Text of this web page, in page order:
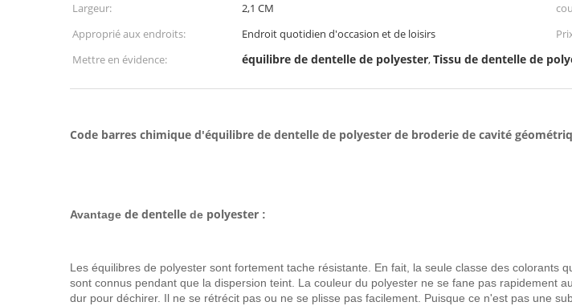
Largeur:
2,1 CM
Approprié aux endroits:
Endroit quotidien d'occasion et de loisirs
Mettre en évidence:
équilibre de dentelle de polyester,Tissu de dentelle de
Code barres chimique d'équilibre de dentelle de polyester de broderie de cavité
Avantage de dentelle de polyester :
Les équilibres de polyester sont fortement tache résistante. En fait, la seule classe des
sont connus pendant que la dispersion teint. La couleur du polyester ne se fane pas rapidement
dur pour déchirer. Il ne se rétrécit pas ou ne se plisse pas facilement. Puisque ce n'est pas une